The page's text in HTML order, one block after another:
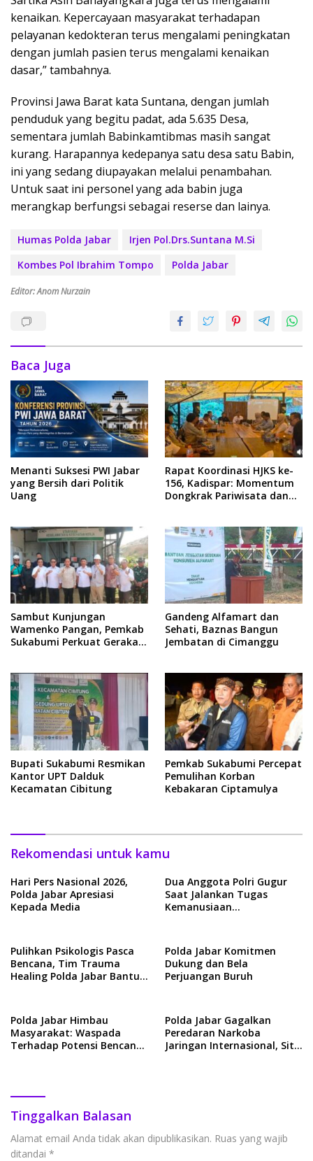
kenaikan. Kepercayaan masyarakat terhadapan
pelayanan kedokteran terus mengalami peningkatan
dengan jumlah pasien terus mengalami kenaikan
dasar,” tambahnya.
Provinsi Jawa Barat kata Suntana, dengan jumlah
penduduk yang begitu padat, ada 5.635 Desa,
sementara jumlah Babinkamtibmas masih sangat
kurang. Harapannya kedepanya satu desa satu Babin,
ini yang sedang diupayakan melalui penambahan.
Untuk saat ini personel yang ada babin juga
merangkap berfungsi sebagai reserse dan lainya.
Humas Polda Jabar
Irjen Pol.Drs.Suntana M.Si
Kombes Pol Ibrahim Tompo
Polda Jabar
Editor: Anom Nurzain
Baca Juga
Menanti Suksesi PWI Jabar
yang Bersih dari Politik
Uang
Rapat Koordinasi HJKS ke-
156, Kadispar: Momentum
Dongkrak Pariwisata dan
Sambut Kunjungan
Wamenko Pangan, Pemkab
Sukabumi Perkuat Gerakan
Gandeng Alfamart dan
Sehati, Baznas Bangun
Jembatan di Cimanggu
Bupati Sukabumi Resmikan
Kantor UPT Dalduk
Kecamatan Cibitung
Pemkab Sukabumi Percepat
Pemulihan Korban
Kebakaran Ciptamulya
Rekomendasi untuk kamu
Hari Pers Nasional 2026,
Polda Jabar Apresiasi
Kepada Media
Dua Anggota Polri Gugur
Saat Jalankan Tugas
Kemanusiaan
Jabar Sampaikan Duka
Mendalam
Pulihkan Psikologis Pasca
Bencana, Tim Trauma
Healing Polda Jabar Bantu
Polda Jabar Komitmen
Dukung dan Bela
Perjuangan Buruh
Polda Jabar Himbau
Masyarakat: Waspada
Terhadap Potensi Bencana
Polda Jabar Gagalkan
Peredaran Narkoba
Jaringan Internasional, Sita
Tinggalkan Balasan
Alamat email Anda tidak akan dipublikasikan. Ruas yang wajib
ditandai *